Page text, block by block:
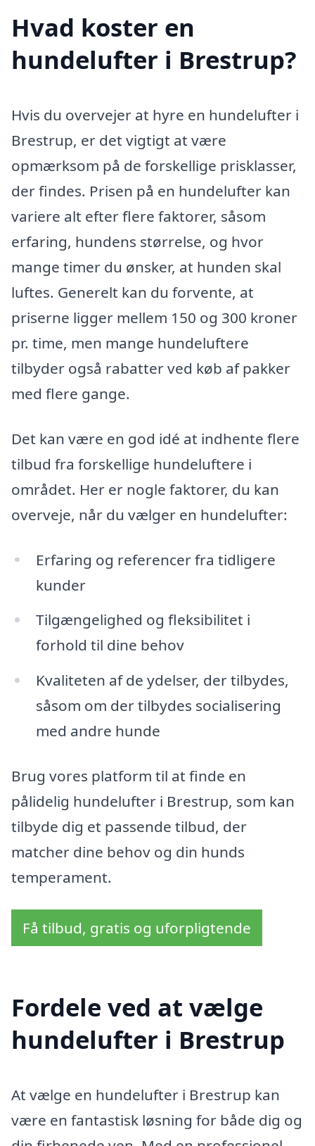
Hvad koster en
hundelufter i Brestrup?
Hvis du overvejer at hyre en hundelufter i
Brestrup, er det vigtigt at være
opmærksom på de forskellige prisklasser,
der findes. Prisen på en hundelufter kan
variere alt efter flere faktorer, såsom
erfaring, hundens størrelse, og hvor
mange timer du ønsker, at hunden skal
luftes. Generelt kan du forvente, at
priserne ligger mellem 150 og 300 kroner
pr. time, men mange hundeluftere
tilbyder også rabatter ved køb af pakker
med flere gange.
Det kan være en god idé at indhente flere
tilbud fra forskellige hundeluftere i
området. Her er nogle faktorer, du kan
overveje, når du vælger en hundelufter:
Erfaring og referencer fra tidligere
kunder
Tilgængelighed og fleksibilitet i
forhold til dine behov
Kvaliteten af de ydelser, der tilbydes,
såsom om der tilbydes socialisering
med andre hunde
Brug vores platform til at finde en
pålidelig hundelufter i Brestrup, som kan
tilbyde dig et passende tilbud, der
matcher dine behov og din hunds
temperament.
Få tilbud, gratis og uforpligtende
Fordele ved at vælge
hundelufter i Brestrup
At vælge en hundelufter i Brestrup kan
være en fantastisk løsning for både dig og